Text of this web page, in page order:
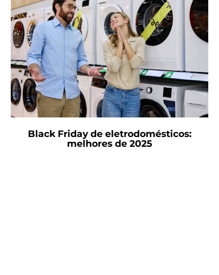
Black Friday de eletrodomésticos:
melhores de 2025